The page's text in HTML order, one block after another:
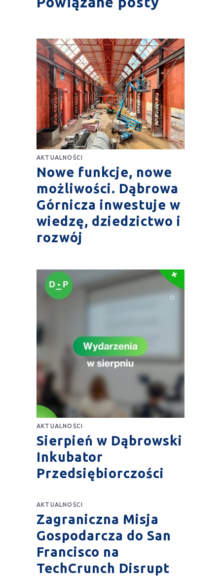
AKTUALNOŚCI
Nowe funkcje, nowe
możliwości. Dąbrowa
Górnicza inwestuje w
wiedzę, dziedzictwo i
rozwój
AKTUALNOŚCI
Sierpień w Dąbrowski
Inkubator
Przedsiębiorczości
AKTUALNOŚCI
Zagraniczna Misja
Gospodarcza do San
Francisco na
TechCrunch Disrupt